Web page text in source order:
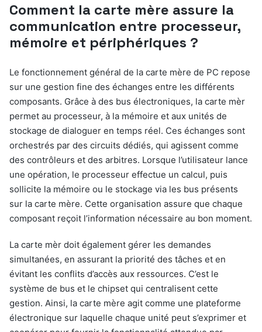
Comment la carte mère assure la
communication entre processeur,
mémoire et périphériques ?
Le fonctionnement général de la carte mère de PC repose
sur une gestion fine des échanges entre les différents
composants. Grâce à des bus électroniques, la carte mèr
permet au processeur, à la mémoire et aux unités de
stockage de dialoguer en temps réel. Ces échanges sont
orchestrés par des circuits dédiés, qui agissent comme
des contrôleurs et des arbitres. Lorsque l’utilisateur lance
une opération, le processeur effectue un calcul, puis
sollicite la mémoire ou le stockage via les bus présents
sur la carte mère. Cette organisation assure que chaque
composant reçoit l’information nécessaire au bon moment.
La carte mèr doit également gérer les demandes
simultanées, en assurant la priorité des tâches et en
évitant les conflits d’accès aux ressources. C’est le
système de bus et le chipset qui centralisent cette
gestion. Ainsi, la carte mère agit comme une plateforme
électronique sur laquelle chaque unité peut s’exprimer et